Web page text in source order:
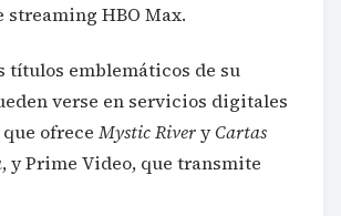
streaming HBO Max.
títulos emblemáticos de su
verse en servicios digitales
ofrece Mystic RiveryCartas
, y Prime Video, que transmite